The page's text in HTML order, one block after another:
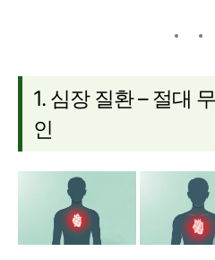
1. 심장 질환 – 절대
인